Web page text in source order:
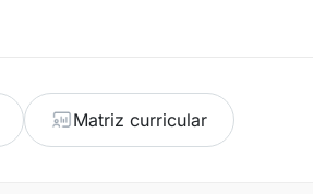
Matriz curricular